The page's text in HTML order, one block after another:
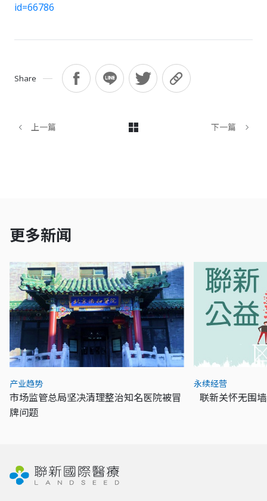
id=66786
Share
上一篇 下一篇
更多新闻
产业趋势
市场监管总局坚决清理整治知名医院被冒
牌问题
永续经营
联新关怀无围